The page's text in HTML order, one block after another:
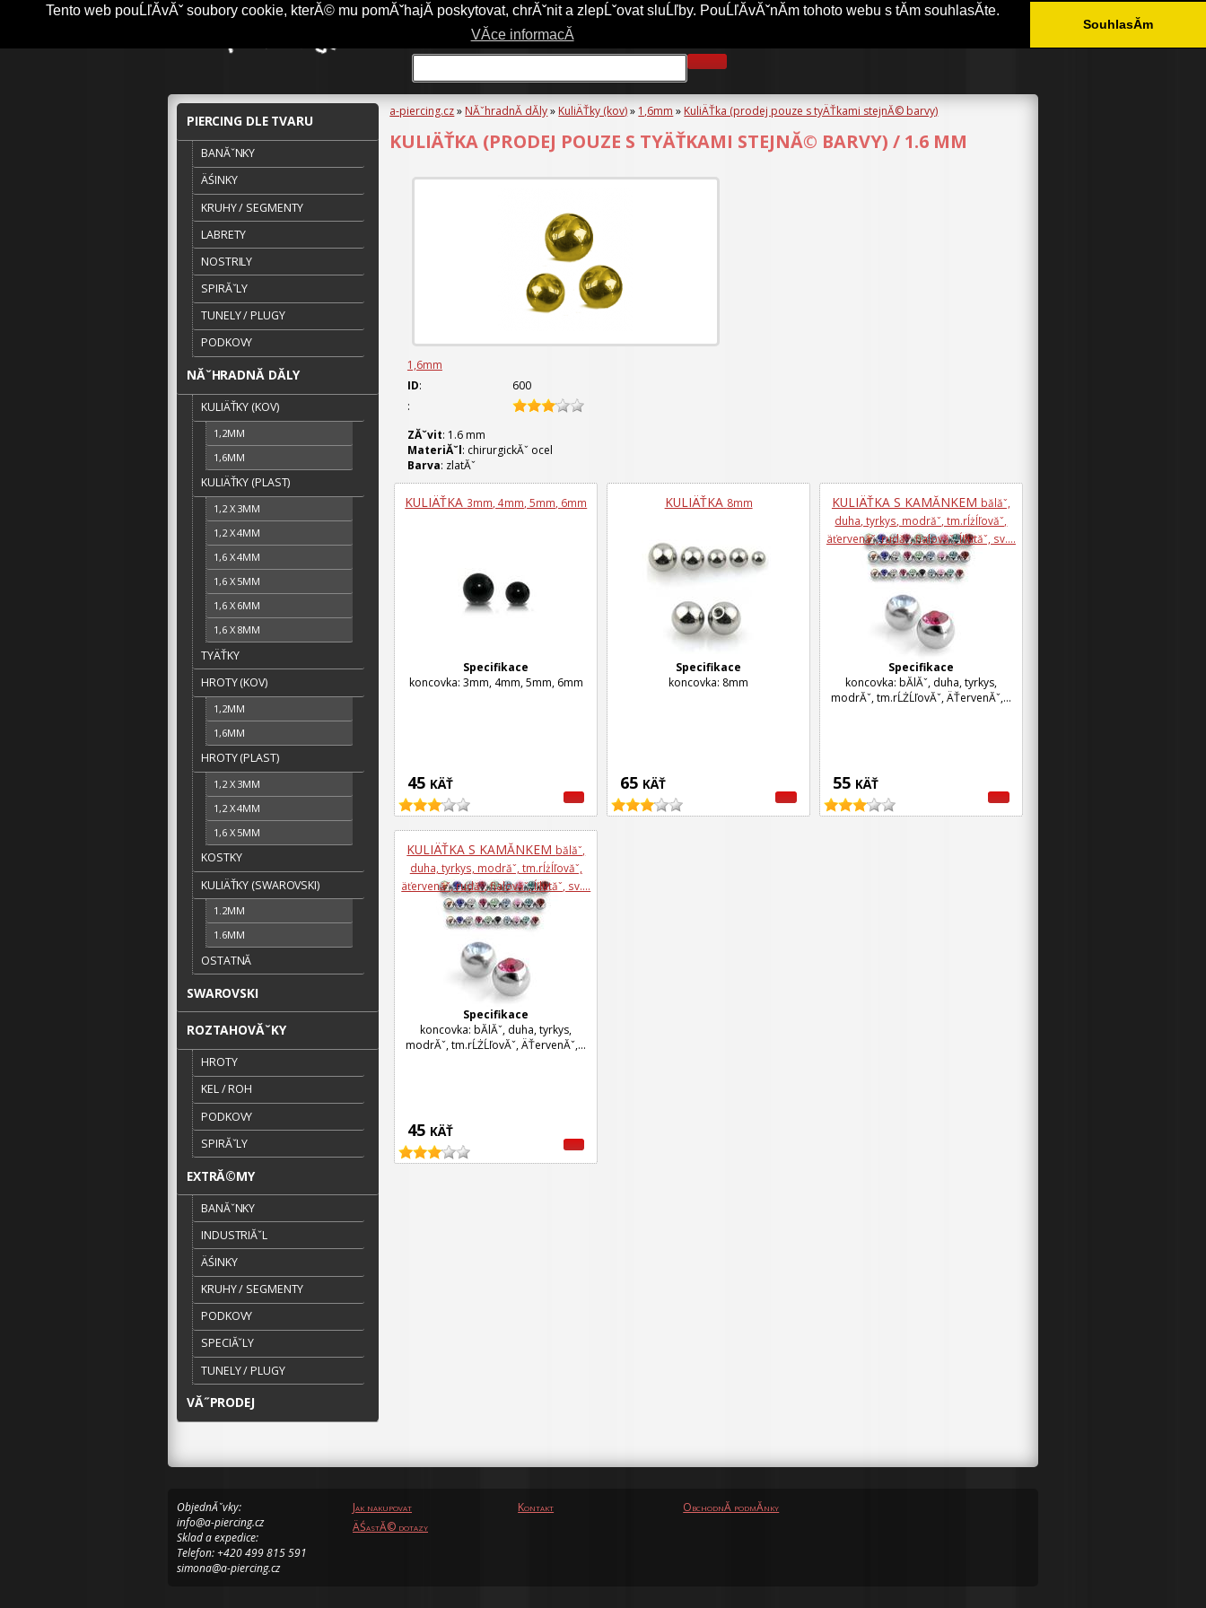
Tento web pouĹľĂ­vĂˇ soubory cookie, kterĂ© mu pomĂˇhajĂ­ poskytovat, chrĂˇnit a zlepĹˇovat sluĹľby. PouĹľĂ­vĂˇnĂ­m tohoto webu s tĂ­m souhlasĂ­te.
VĂ­ce informacĂ­
SouhlasĂ­m
a-piercing.cz» NĂˇhradnĂ­ dĂ­ly» KuliÄŤky (kov)» 1,6mm » KuliÄŤka (prodej pouze s tyÄŤkami stejnĂ© barvy)
KULIÄŤKA (PRODEJ POUZE S TYÄŤKAMI STEJNĂ© BARVY) / 1.6 MM
1,6mm
ID:
600
:
ZĂˇvit: 1.6mm
MateriĂˇl: chirurgickĂˇ ocel
Barva: zlatĂˇ
KULIÄŤKA 3mm, 4mm, 5mm, 6mm
45 KÄŤ
Specifikace
koncovka: 3mm, 4mm, 5mm, 6mm
KULIÄŤKA 8mm
65 KÄŤ
Specifikace
koncovka: 8mm
KULIÄŤKA S KAMĂ­NKEM bă­lăˇ,
duha, tyrkys, modrăˇ, tm.rĺżĺľovăˇ,
äťervenăˇ, rudăˇ, fialovăˇ, ĺľlutăˇ, sv....
55 KÄŤ
Specifikace
koncovka: bĂ­lĂˇ, duha, tyrkys,
modrĂˇ, tm.rĹŻĹľovĂˇ, ÄŤervenĂˇ,...
KULIÄŤKA S KAMĂ­NKEM bă­lăˇ,
duha, tyrkys, modrăˇ, tm.rĺżĺľovăˇ,
äťervenăˇ, rudăˇ, fialovăˇ, ĺľlutăˇ, sv....
45 KÄŤ
Specifikace
koncovka: bĂ­lĂˇ, duha, tyrkys,
modrĂˇ, tm.rĹŻĹľovĂˇ, ÄŤervenĂˇ,...
PIERCING DLE TVARU
BANĂˇNKY
ÄŚINKY
KRUHY / SEGMENTY
LABRETY
NOSTRILY
SPIRĂˇLY
TUNELY / PLUGY
PODKOVY
NĂˇHRADNĂ­ DĂ­LY
KULIÄŤKY (KOV)
1,2MM
1,6MM
KULIÄŤKY (PLAST)
1,2 X 3MM
1,2 X 4MM
1,6 X 4MM
1,6 X 5MM
1,6 X 6MM
1,6 X 8MM
TYÄŤKY
HROTY (KOV)
1,2MM
1,6MM
HROTY (PLAST)
1,2 X 3MM
1,2 X 4MM
1,6 X 5MM
KOSTKY
KULIÄŤKY (SWAROVSKI)
1.2MM
1.6MM
OSTATNĂ­
SWAROVSKI
ROZTAHOVĂˇKY
HROTY
KEL / ROH
PODKOVY
SPIRĂˇLY
EXTRĂ©MY
BANĂˇNKY
INDUSTRIĂˇL
ÄŚINKY
KRUHY / SEGMENTY
PODKOVY
SPECIĂˇLY
TUNELY / PLUGY
VĂ˝PRODEJ
A-PIERCING.CZ OBCHODNĂ­ PODMĂ­NKY
ObjednĂˇvky:
info@a-piercing.cz
Sklad a expedice:
Telefon: +420 499 815 591
simona@a-piercing.cz
Jak nakupovat Kontakt
ObchodnĂ­ podmĂ­nky
ÄŚastĂ© dotazy